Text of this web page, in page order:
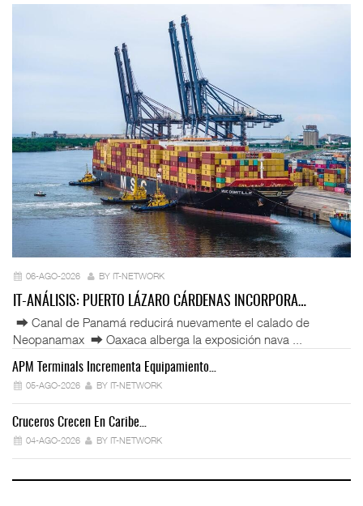
06-AGO-2026 BY IT-NETWORK
IT-ANÁLISIS: PUERTO LÁZARO CÁRDENAS INCORPORA…
⮕ Canal de Panamá reducirá nuevamente el calado de
Neopanamax ⮕ Oaxaca alberga la exposición nava ...
APM Terminals Incrementa Equipamiento…
05-AGO-2026 BY IT-NETWORK
Cruceros Crecen En Caribe…
04-AGO-2026 BY IT-NETWORK